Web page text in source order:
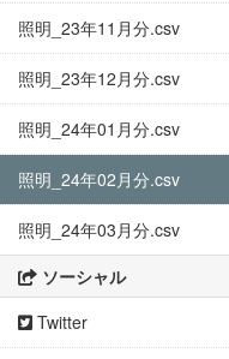
照明_23年11月分.csv
照明_23年12月分.csv
照明_24年01月分.csv
照明_24年02月分.csv
照明_24年03月分.csv
ソーシャル
Twitter